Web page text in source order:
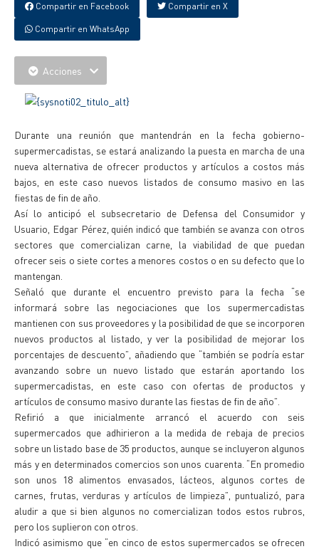
Compartir en Facebook Compartir en X
Compartir en WhatsApp
Acciones
Durante una reunión que mantendrán en la fecha gobierno-
supermercadistas, se estará analizando la puesta en marcha de una
nueva alternativa de ofrecer productos y artículos a costos más
bajos, en este caso nuevos listados de consumo masivo en las
fiestas de fin de año.
Así lo anticipó el subsecretario de Defensa del Consumidor y
Usuario, Edgar Pérez, quién indicó que también se avanza con otros
sectores que comercializan carne, la viabilidad de que puedan
ofrecer seis o siete cortes a menores costos o en su defecto que lo
mantengan.
Señaló que durante el encuentro previsto para la fecha “se
informará sobre las negociaciones que los supermercadistas
mantienen con sus proveedores y la posibilidad de que se incorporen
nuevos productos al listado, y ver la posibilidad de mejorar los
porcentajes de descuento”, añadiendo que “también se podría estar
avanzando sobre un nuevo listado que estarán aportando los
supermercadistas, en este caso con ofertas de productos y
artículos de consumo masivo durante las fiestas de fin de año”.
Refirió a que inicialmente arrancó el acuerdo con seis
supermercados que adhirieron a la medida de rebaja de precios
sobre un listado base de 35 productos, aunque se incluyeron algunos
más y en determinados comercios son unos cuarenta. “En promedio
son unos 18 alimentos envasados, lácteos, algunos cortes de
carnes, frutas, verduras y artículos de limpieza”, puntualizó, para
aludir a que si bien algunos no comercializan todos estos rubros,
pero los suplieron con otros.
Indicó asimismo que “en cinco de estos supermercados se ofrecen